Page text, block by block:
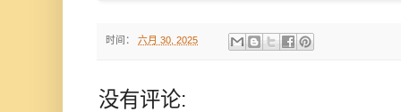
时间： 六月 30, 2025
没有评论: